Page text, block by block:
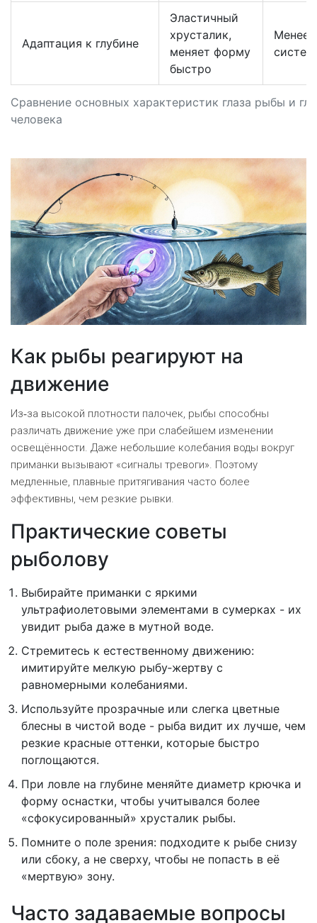
Сравнение основных характеристик глаза рыбы и
человека
Адаптация к глубине
Эластичный
хрусталик,
меняет форму
быстро
Менее
Как рыбы реагируют на
движение
Из‑за высокой плотности палочек, рыбы способны
различать движение уже при слабейшем изменении
освещённости. Даже небольшие колебания воды вокруг
приманки вызывают «сигналы тревоги». Поэтому
медленные, плавные притягивания часто более
эффективны, чем резкие рывки.
Практические советы
рыболову
Выбирайте приманки с яркими
ультрафиолетовыми элементами в сумерках - их
увидит рыба даже в мутной воде.
Стремитесь к естественному движению:
имитируйте мелкую рыбу‑жертву с
равномерными колебаниями.
Используйте прозрачные или слегка цветные
блесны в чистой воде - рыба видит их лучше, чем
резкие красные оттенки, которые быстро
поглощаются.
При ловле на глубине меняйте диаметр крючка и
форму оснастки, чтобы учитывался более
«сфокусированный» хрусталик рыбы.
Помните о поле зрения: подходите к рыбе снизу
или сбоку, а не сверху, чтобы не попасть в её
«мертвую» зону.
Часто задаваемые вопросы